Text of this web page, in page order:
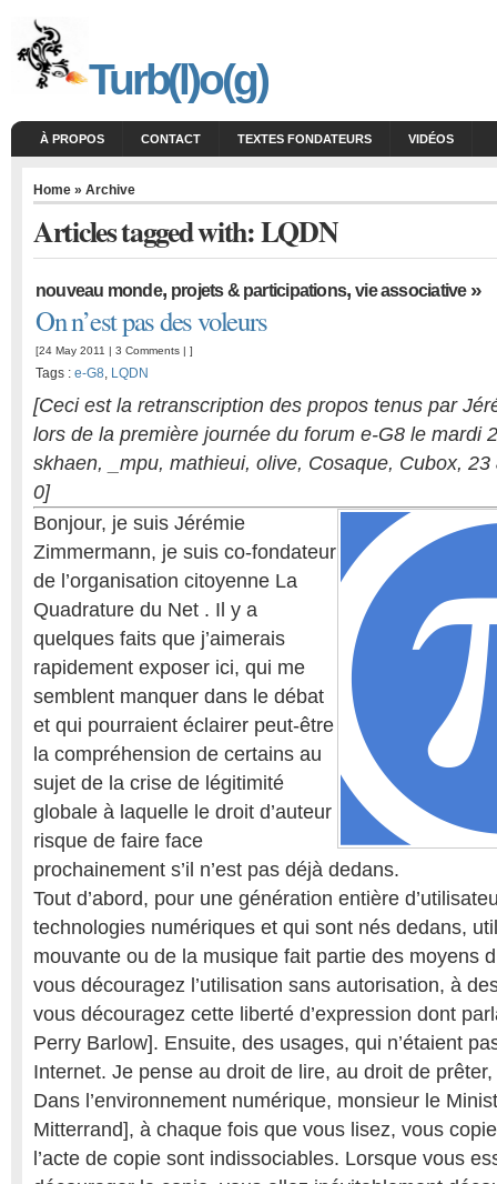
Turb(l)o(g)
À PROPOS CONTACT TEXTES FONDATEURS VIDÉOS
Home » Archive
Articles tagged with: LQDN
nouveau monde, projets & participations,vie associative»
On n’est pas des voleurs
[24 May 2011 | 3 Comments | ]
Tags : e-G8, LQDN
[Ceci est la retranscription des propos tenus par
lors de la première journée du forum e-G8 le mardi
skhaen, _mpu, mathieui, olive, Cosaque, Cubox,
0]
Bonjour, je suis Jérémie
Zimmermann, je suis co-fondateur
de l’organisation citoyenne La
Quadrature du Net . Il y a
quelques faits que j’aimerais
rapidement exposer ici, qui me
semblent manquer dans le débat
et qui pourraient éclairer peut-être
la compréhension de certains au
sujet de la crise de légitimité
globale à laquelle le droit d’auteur
risque de faire face
prochainement s’il n’est pas déjà dedans.
Tout d’abord, pour une génération entière
technologies numériques et qui sont nés dedans,
mouvante ou de la musique fait partie des moyens
vous découragez l’utilisation sans autorisation, à
vous découragez cette liberté d’expression dont
Perry Barlow]. Ensuite, des usages, qui n’étaient
Internet. Je pense au droit de lire, au droit de
Dans l’environnement numérique, monsieur le
Mitterrand], à chaque fois que vous lisez, vous
l’acte de copie sont indissociables. Lorsque vous